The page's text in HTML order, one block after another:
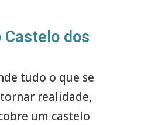
Castelo dos
tudo o que se
realidade,
um castelo